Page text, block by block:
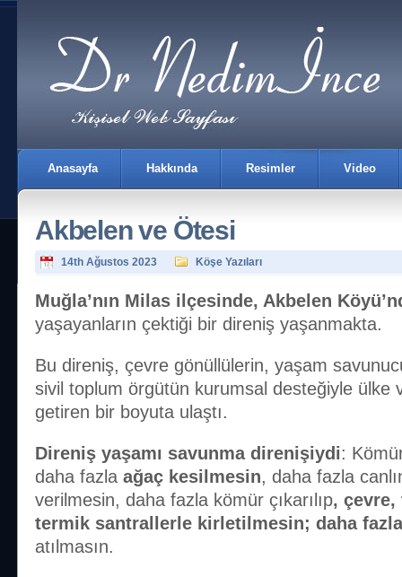
Anasayfa Hakkında Resimler Video
İletişim
Akbelen ve Ötesi
14th Ağustos 2023 Köşe Yazıları
Muğla’nın Milas ilçesinde, Akbelen
yaşayanların çektiği bir direniş yaşanmakta.
Bu direniş, çevre gönüllülerin, yaşam
sivil toplum örgütün kurumsal desteğiyle ülke
getiren bir boyuta ulaştı.
Direniş yaşamı savunma direnişiydi:
daha fazla ağaç kesilmesin, daha fazla
verilmesin, daha fazla kömür çıkarılıp, çevre,
termik santrallerle kirletilmesin; daha
atılmasın.